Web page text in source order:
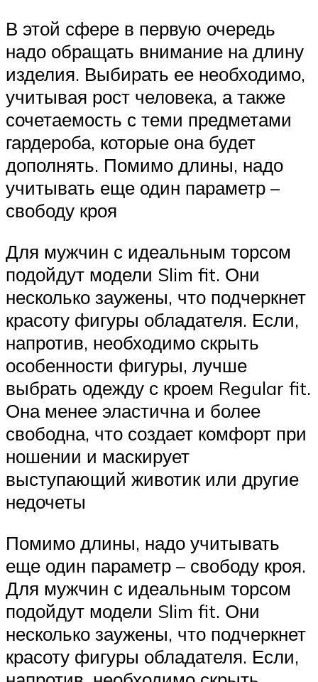
В этой сфере в первую очередь
надо обращать внимание на длину
изделия. Выбирать ее необходимо,
учитывая рост человека, а также
сочетаемость с теми предметами
гардероба, которые она будет
дополнять. Помимо длины, надо
учитывать еще один параметр –
свободу кроя
Для мужчин с идеальным торсом
подойдут модели Slim fit. Они
несколько заужены, что подчеркнет
красоту фигуры обладателя. Если,
напротив, необходимо скрыть
особенности фигуры, лучше
выбрать одежду с кроем Regular fit.
Она менее эластична и более
свободна, что создает комфорт при
ношении и маскирует
выступающий животик или другие
недочеты
Помимо длины, надо учитывать
еще один параметр – свободу кроя.
Для мужчин с идеальным торсом
подойдут модели Slim fit. Они
несколько заужены, что подчеркнет
красоту фигуры обладателя. Если,